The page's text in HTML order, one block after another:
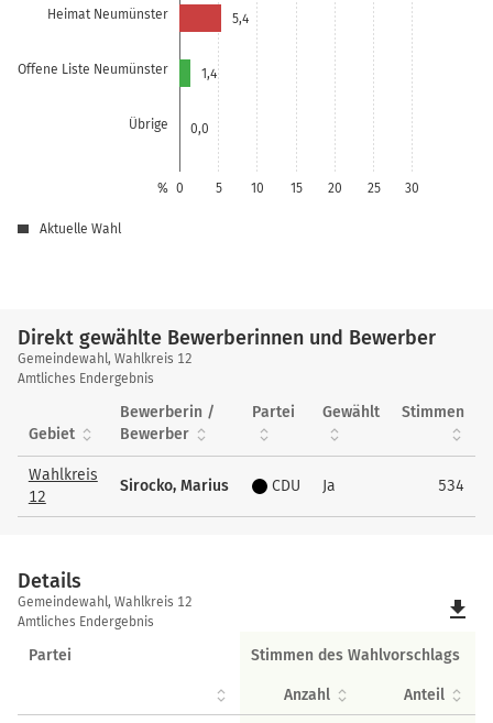
Heimat Neumünster
Offene Liste Neumünster
Übrige
0 5 10 15 20 25 30
%
5,4
1,4
0,0
Aktuelle Wahl
Direkt gewählte Bewerberinnen und Bewerber
Direkt
gewählte
Bewerberinnen
und
Bewerber
Gemeindewahl, Wahlkreis 12
Amtliches Endergebnis
Gebiet
Bewerberin /
Bewerber
Partei Gewählt Stimmen
Wahlkreis
12
Sirocko, Marius CDU Ja 534
Details
Details
Gemeindewahl, Wahlkreis 12
Amtliches Endergebnis
file_download
Partei Stimmen des Wahlvorschlags
Anzahl Anteil